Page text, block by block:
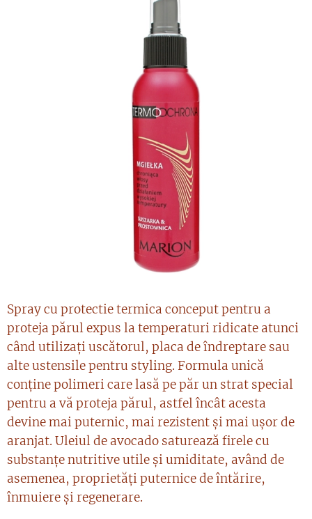
Spray cu protectie termica conceput pentru a
proteja părul expus la temperaturi ridicate atunci
când utilizați uscătorul, placa de îndreptare sau
alte ustensile pentru styling. Formula unică
conține polimeri care lasă pe păr un strat special
pentru a vă proteja părul, astfel încât acesta
devine mai puternic, mai rezistent și mai ușor de
aranjat. Uleiul de avocado saturează firele cu
substanțe nutritive utile și umiditate, având de
asemenea, proprietăți puternice de întărire,
înmuiere și regenerare.